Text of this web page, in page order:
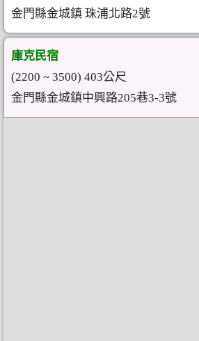
金門縣金城鎮 珠浦北路2號
庫克民宿
(2200 ~ 3500) 403公尺
金門縣金城鎮中興路205巷3-3號